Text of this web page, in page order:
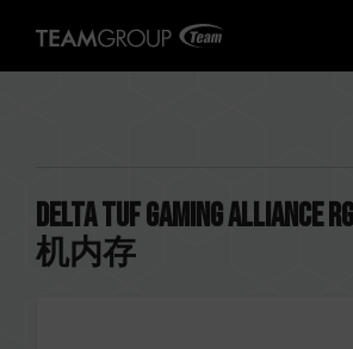
DELTA TUF Gaming Alliance
机内存